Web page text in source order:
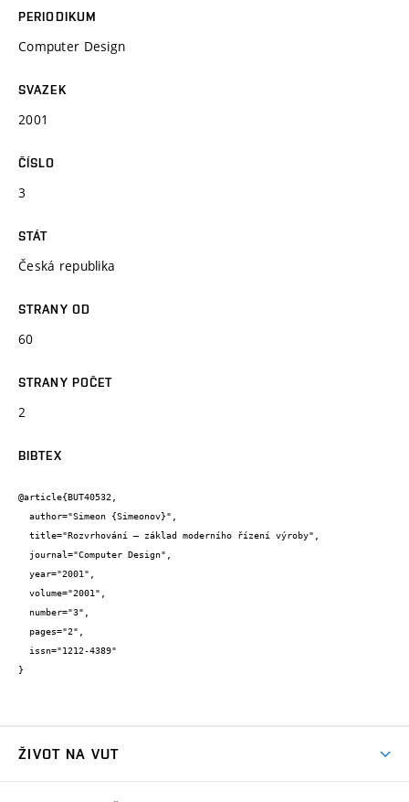
PERIODIKUM
Computer Design
SVAZEK
2001
ČÍSLO
3
STÁT
Česká republika
STRANY OD
60
STRANY POČET
2
BIBTEX
@article{BUT40532,
}
ŽIVOT NA VUT